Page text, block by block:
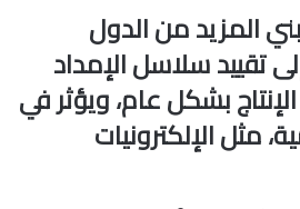
المزيد من الدول
تقييد سلاسل الإمداد
بشكل عام، ويؤثر في
مثل الإلكترونيات